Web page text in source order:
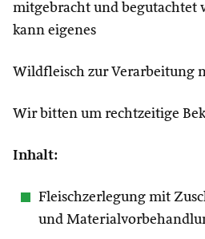
mitgebracht und begutachtet
kann eigenes
Wildfleisch zur Verarbeitung
Wir bitten um rechtzeitige
Inhalt:
Fleischzerlegung mit
und